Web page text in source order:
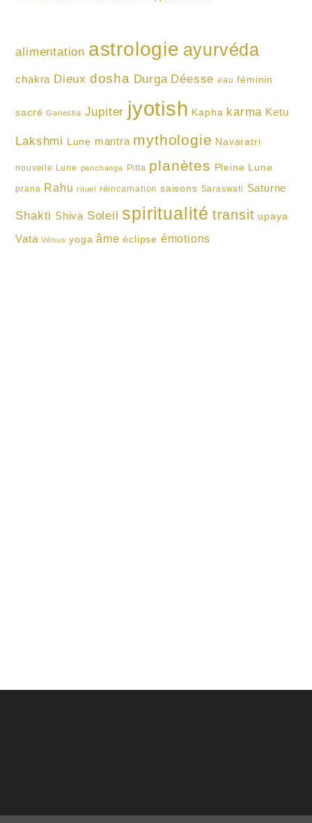
alimentation astrologie ayurvéda
chakra Dieux dosha Durga Déesse eau féminin
sacré Ganesha Jupiter jyotish Kapha karma Ketu
Lakshmi Lune mantra mythologie Navaratri
nouvelle Lune panchanga Pitta planètes Pleine Lune
prana Rahu rituel réincarnation saisons Saraswati Saturne
Shakti Shiva Soleil spiritualité transit upaya
Vata Vénus yoga âme éclipse émotions